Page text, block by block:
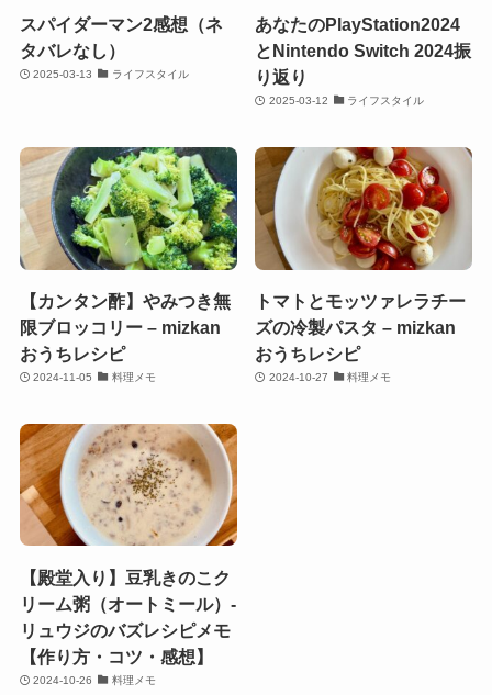
スパイダーマン2感想（ネ
タバレなし）
2025-03-13 ライフスタイル
あなたのPlayStation2024
とNintendo Switch 2024振
り返り
2025-03-12 ライフスタイル
【カンタン酢】やみつき無
限ブロッコリー – mizkan
おうちレシピ
2024-11-05 料理メモ
トマトとモッツァレラチー
ズの冷製パスタ – mizkan
おうちレシピ
2024-10-27 料理メモ
【殿堂入り】豆乳きのこク
リーム粥（オートミール）-
リュウジのバズレシピメモ
【作り方・コツ・感想】
2024-10-26 料理メモ